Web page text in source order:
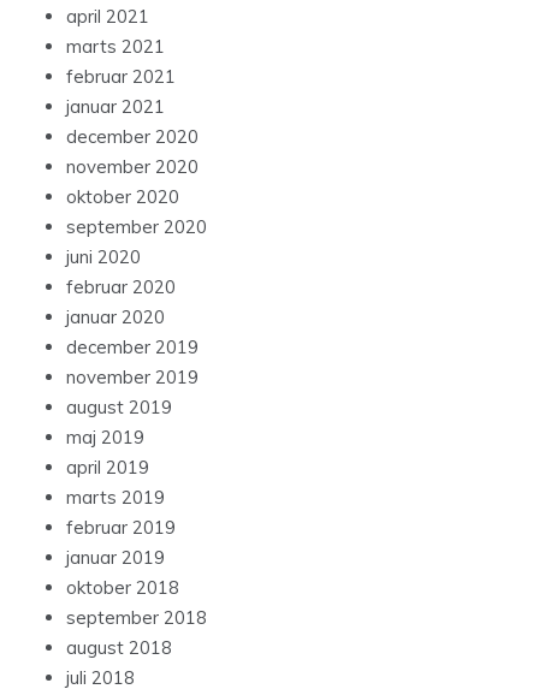
april 2021
marts 2021
februar 2021
januar 2021
december 2020
november 2020
oktober 2020
september 2020
juni 2020
februar 2020
januar 2020
december 2019
november 2019
august 2019
maj 2019
april 2019
marts 2019
februar 2019
januar 2019
oktober 2018
september 2018
august 2018
juli 2018